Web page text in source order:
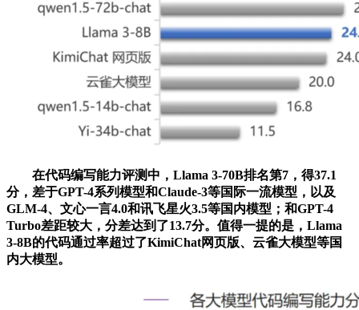
在代码编写能力评测中，Llama 3-70B排名第7，得37.1
分，差于GPT-4系列模型和Claude-3等国际一流模型，以及
GLM-4、文心一言4.0和讯飞星火3.5等国内模型；和GPT-4
Turbo差距较大，分差达到了13.7分。值得一提的是，Llama
3-8B的代码通过率超过了KimiChat网页版、云雀大模型等国
内大模型。